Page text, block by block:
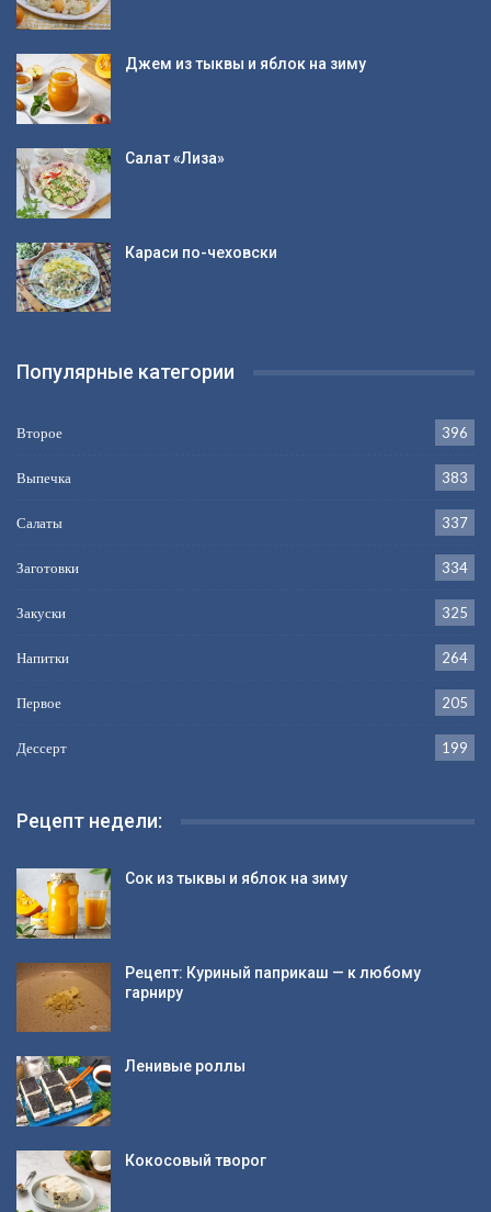
Джем из тыквы и яблок на зиму
Салат «Лиза»
Караси по-чеховски
Популярные категории
Второе 396
Выпечка 383
Салаты 337
Заготовки 334
Закуски 325
Напитки 264
Первое 205
Дессерт 199
Рецепт недели:
Сок из тыквы и яблок на зиму
Рецепт: Куриный паприкаш — к любому
гарниру
Ленивые роллы
Кокосовый творог